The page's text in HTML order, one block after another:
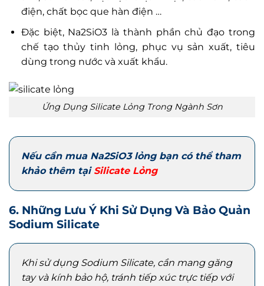
điện, chất bọc que hàn điện …
Đặc biệt, Na2SiO3 là thành phần chủ đạo trong
chế tạo thủy tinh lỏng, phục vụ sản xuất, tiêu
dùng trong nước và xuất khẩu.
Ứng Dụng Silicate Lỏng Trong Ngành Sơn
Nếu cần mua Na2SiO3 lỏng bạn có thể tham
khảo thêm tại Silicate Lỏng
6. Những Lưu Ý Khi Sử Dụng Và Bảo Quản
Sodium Silicate
Khi sử dụng Sodium Silicate, cần mang găng
tay và kính bảo hộ, tránh tiếp xúc trực tiếp với